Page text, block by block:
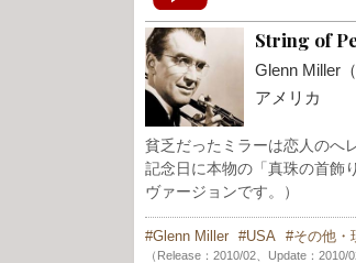
String of
Glenn Miller
アメリカ
貧乏だったミラーは恋人のへ
記念日に本物の「真珠の首飾
ヴァージョンです。）
Glenn Miller USA その他・
（Release：2010/02、Update：2010/